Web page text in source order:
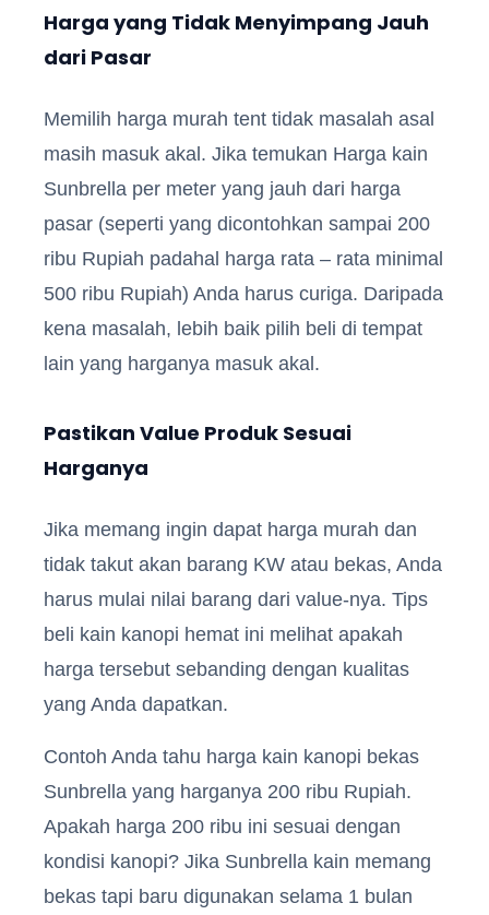
Harga yang Tidak Menyimpang Jauh
dari Pasar
Memilih harga murah tent tidak masalah asal
masih masuk akal. Jika temukan Harga kain
Sunbrella per meter yang jauh dari harga
pasar (seperti yang dicontohkan sampai 200
ribu Rupiah padahal harga rata – rata minimal
500 ribu Rupiah) Anda harus curiga. Daripada
kena masalah, lebih baik pilih beli di tempat
lain yang harganya masuk akal.
Pastikan Value Produk Sesuai
Harganya
Jika memang ingin dapat harga murah dan
tidak takut akan barang KW atau bekas, Anda
harus mulai nilai barang dari value-nya. Tips
beli kain kanopi hemat ini melihat apakah
harga tersebut sebanding dengan kualitas
yang Anda dapatkan.
Contoh Anda tahu harga kain kanopi bekas
Sunbrella yang harganya 200 ribu Rupiah.
Apakah harga 200 ribu ini sesuai dengan
kondisi kanopi? Jika Sunbrella kain memang
bekas tapi baru digunakan selama 1 bulan